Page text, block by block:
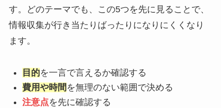
す。どのテーマでも、この5つを先に見ることで、
情報収集が行き当たりばったりになりにくくなり
ます。
目的を一言で言えるか確認する
費用や時間 を無理のない範囲で決める
注意点を先に確認する